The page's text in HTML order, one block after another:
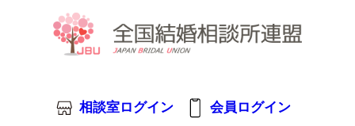
相談室ログイン 会員ログイン